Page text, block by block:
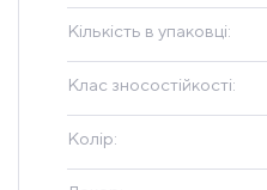
Кількість в упаковці:
Клас зносостійкості:
Колір: